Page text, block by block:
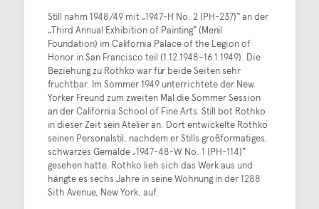
Still nahm 1948/49 mit „1947-H No. 2 (PH-237)“ an der
„Third Annual Exhibition of Painting” (Menil
Foundation) im California Palace of the Legion of
Honor in San Francisco teil (1.12.1948–16.1.1949). Die
Beziehung zu Rothko war für beide Seiten sehr
fruchtbar. Im Sommer 1949 unterrichtete der New
Yorker Freund zum zweiten Mal die Sommer Session
an der California School of Fine Arts. Still bot Rothko
in dieser Zeit sein Atelier an. Dort entwickelte Rothko
seinen Personalstil, nachdem er Stills großformatiges,
schwarzes Gemälde „1947-48-W No. 1 (PH-114)“
gesehen hatte. Rothko lieh sich das Werk aus und
hängte es sechs Jahre in seine Wohnung in der 1288
Sith Avenue, New York, auf.